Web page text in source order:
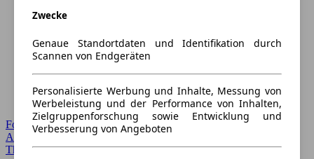
Forum Startseite
Alle Auto-Foren
Themen-Forum
Zwecke
Genaue Standortdaten und Identifikation durch
Scannen von Endgeräten
Personalisierte Werbung und Inhalte, Messung von
Werbeleistung und der Performance von Inhalten,
Zielgruppenforschung sowie Entwicklung und
Verbesserung von Angeboten